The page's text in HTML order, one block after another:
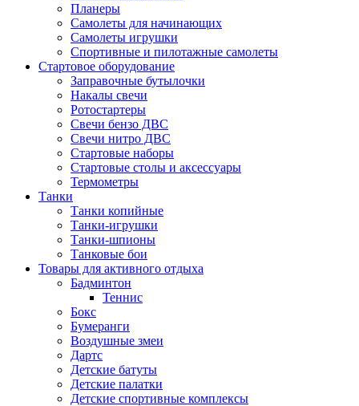
Планеры
Самолеты для начинающих
Самолеты игрушки
Спортивные и пилотажные самолеты
Стартовое оборудование
Заправочные бутылочки
Накалы свечи
Ротостартеры
Свечи бензо ДВС
Свечи нитро ДВС
Стартовые наборы
Стартовые столы и аксессуары
Термометры
Танки
Танки копийные
Танки-игрушки
Танки-шпионы
Танковые бои
Товары для активного отдыха
Бадминтон
Теннис
Бокс
Бумеранги
Воздушные змеи
Дартс
Детские батуты
Детские палатки
Детские спортивные комплексы